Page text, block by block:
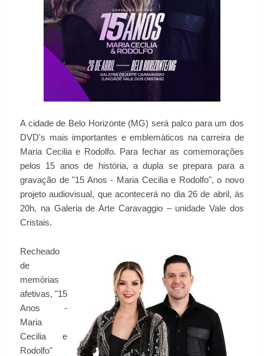
A cidade de Belo Horizonte (MG) será palco para um dos
DVD's mais importantes e emblemáticos na carreira de
Maria Cecilia e Rodolfo. Para fechar as comemorações
pelos 15 anos de história, a dupla se prepara para a
gravação de "15 Anos - Maria Cecilia e Rodolfo", o novo
projeto audiovisual, que acontecerá no dia 26 de abril, às
20h, na Galeria de Arte Caravaggio – unidade Vale dos
Cristais.
Recheado
de
memórias
afetivas, "15
Anos -
Maria
Cecilia e
Rodolfo"